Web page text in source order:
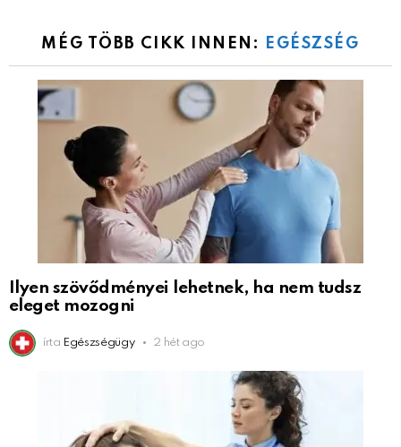
MÉG TÖBB CIKK INNEN: EGÉSZSÉG
Ilyen szövődményei lehetnek, ha nem tudsz
eleget mozogni
írta Egészségügy 2 hét ago